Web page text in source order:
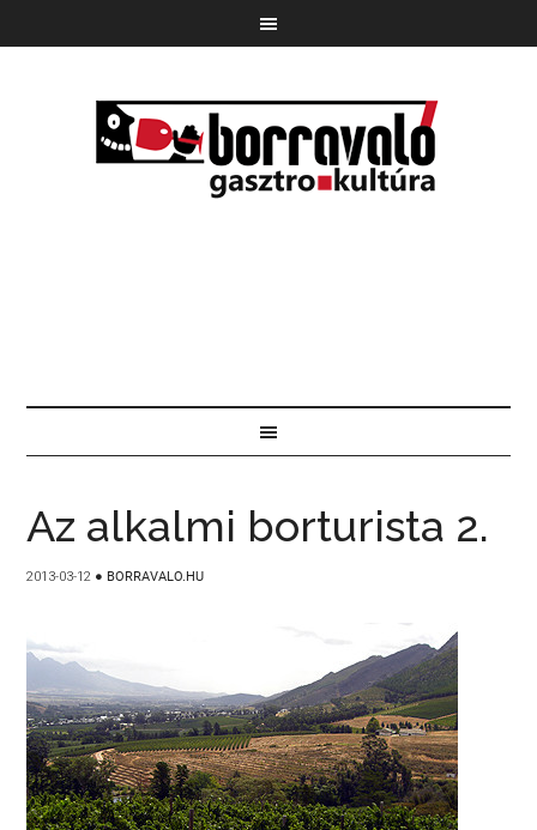
Az alkalmi borturista 2.
2013-03-12 ● BORRAVALO.HU